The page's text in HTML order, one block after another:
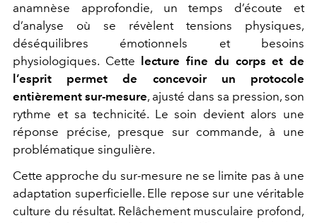
anamnèse approfondie, un temps d’écoute et
d’analyse où se révèlent tensions physiques,
déséquilibres émotionnels et besoins
physiologiques. Cette lecture fine du corps et de
l’esprit permet de concevoir un protocole
entièrement sur-mesure, ajusté dans sa pression, son
rythme et sa technicité. Le soin devient alors une
réponse précise, presque sur commande, à une
problématique singulière.
Cette approche du sur-mesure ne se limite pas à une
adaptation superficielle. Elle repose sur une véritable
culture du résultat. Relâchement musculaire profond,